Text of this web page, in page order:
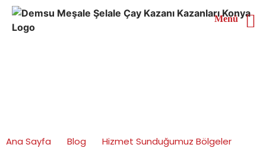
Ana Sayfa Blog
Hizmet Sunduğumuz Bölgeler
Menü